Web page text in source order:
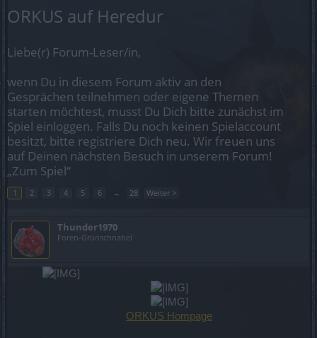
ORKUS auf Heredur
Liebe(r) Forum-Leser/in,
wenn Du in diesem Forum aktiv an den
Gesprächen teilnehmen oder eigene Themen
starten möchtest, musst Du Dich bitte zunächst im
Spiel einloggen. Falls Du noch keinen Spielaccount
besitzt, bitte registriere Dich neu. Wir freuen uns
auf Deinen nächsten Besuch in unserem Forum!
„Zum Spiel“
1 2 3 4 5 6 → 28 Weiter >
Thunder1970
Foren-Grünschnabel
ORKUS Hompage